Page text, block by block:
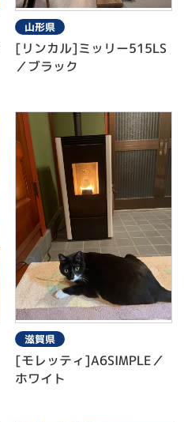
山形県
[リンカル]ミッリー515LS
／ブラック
滋賀県
[モレッティ]A6SIMPLE／
ホワイト